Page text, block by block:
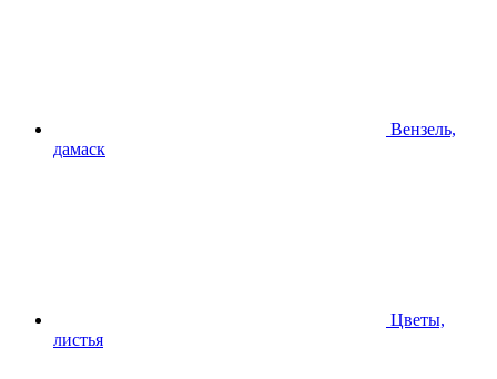
Вензель,
дамаск
Цветы,
листья